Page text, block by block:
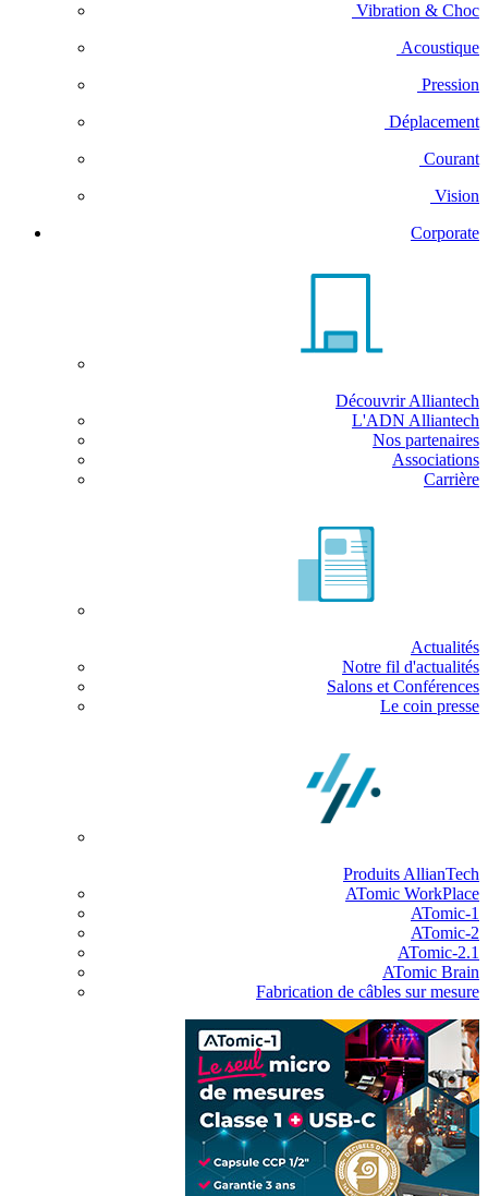
Vibration & Choc
Acoustique
Pression
Déplacement
Courant
Vision
Corporate
Découvrir Alliantech
L'ADN Alliantech
Nos partenaires
Associations
Carrière
Actualités
Notre fil d'actualités
Salons et Conférences
Le coin presse
Produits AllianTech
ATomic WorkPlace
ATomic-1
ATomic-2
ATomic-2.1
ATomic Brain
Fabrication de câbles sur mesure